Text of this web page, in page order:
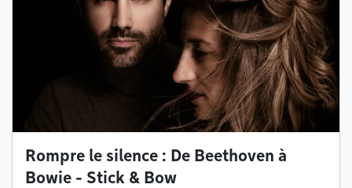
Rompre le silence : De Beethoven à
Bowie - Stick & Bow